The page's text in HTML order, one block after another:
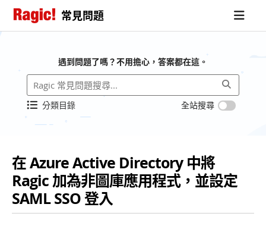
常見問題
遇到問題了嗎？不用擔心，答案都在這。
分類目錄 全站搜尋
在 Azure Active Directory 中將
Ragic 加為非圖庫應用程式，並設定
SAML SSO 登入